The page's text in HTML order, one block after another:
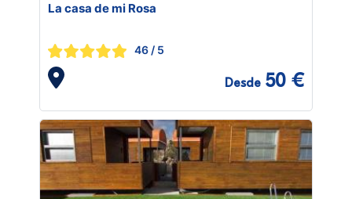
La casa de mi Rosa
46 / 5
Desde 50 €